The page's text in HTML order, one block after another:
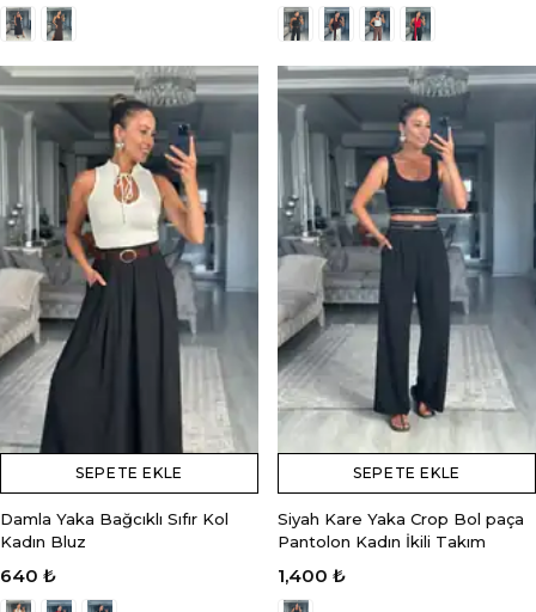
SEPETE EKLE
Damla Yaka Bağcıklı Sıfır Kol
Kadın Bluz
640 ₺
SEPETE EKLE
Siyah Kare Yaka Crop Bol paça
Pantolon Kadın İkili Takım
1,400 ₺